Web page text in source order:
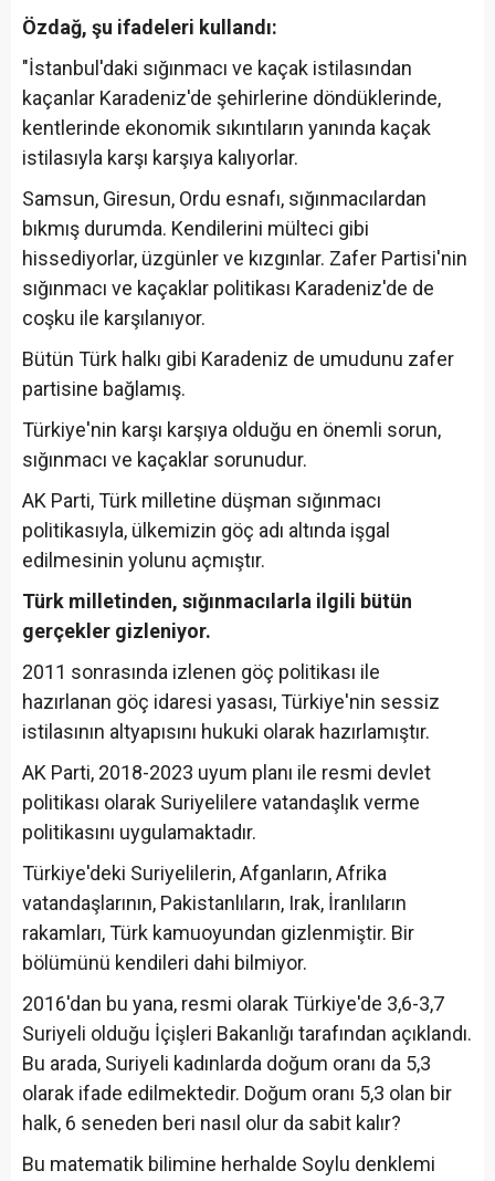
Özdağ, şu ifadeleri kullandı:
"İstanbul'daki sığınmacı ve kaçak istilasından
kaçanlar Karadeniz'de şehirlerine döndüklerinde,
kentlerinde ekonomik sıkıntıların yanında kaçak
istilasıyla karşı karşıya kalıyorlar.
Samsun, Giresun, Ordu esnafı, sığınmacılardan
bıkmış durumda. Kendilerini mülteci gibi
hissediyorlar, üzgünler ve kızgınlar. Zafer Partisi'nin
sığınmacı ve kaçaklar politikası Karadeniz'de de
coşku ile karşılanıyor.
Bütün Türk halkı gibi Karadeniz de umudunu zafer
partisine bağlamış.
Türkiye'nin karşı karşıya olduğu en önemli sorun,
sığınmacı ve kaçaklar sorunudur.
AK Parti, Türk milletine düşman sığınmacı
politikasıyla, ülkemizin göç adı altında işgal
edilmesinin yolunu açmıştır.
Türk milletinden, sığınmacılarla ilgili bütün
gerçekler gizleniyor.
2011 sonrasında izlenen göç politikası ile
hazırlanan göç idaresi yasası, Türkiye'nin sessiz
istilasının altyapısını hukuki olarak hazırlamıştır.
AK Parti, 2018-2023 uyum planı ile resmi devlet
politikası olarak Suriyelilere vatandaşlık verme
politikasını uygulamaktadır.
Türkiye'deki Suriyelilerin, Afganların, Afrika
vatandaşlarının, Pakistanlıların, Irak, İranlıların
rakamları, Türk kamuoyundan gizlenmiştir. Bir
bölümünü kendileri dahi bilmiyor.
2016'dan bu yana, resmi olarak Türkiye'de 3,6-3,7
Suriyeli olduğu İçişleri Bakanlığı tarafından açıklandı.
Bu arada, Suriyeli kadınlarda doğum oranı da 5,3
olarak ifade edilmektedir. Doğum oranı 5,3 olan bir
halk, 6 seneden beri nasıl olur da sabit kalır?
Bu matematik bilimine herhalde Soylu denklemi